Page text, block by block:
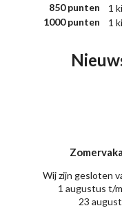
850 punten
1
1000 punten
1
Wij zijn gesloten
1 augustus t/
23